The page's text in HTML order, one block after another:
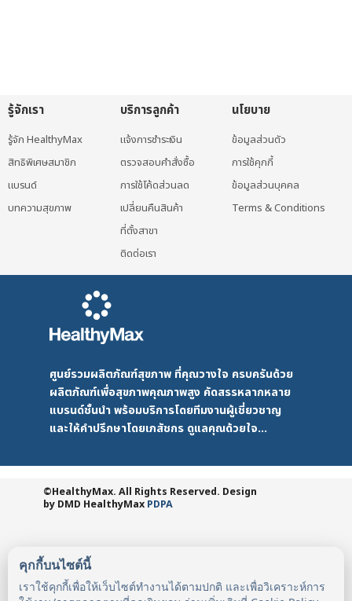
คุกกี้บนไซต์นี้
เราใช้คุกกี้เพื่อให้เว็บไซต์ทำงานได้ตามปกติ และเพื่อวิเคราะห์การ
รู้จักเรา
รู้จัก HealthyMax
สิทธิพิเศษสมาชิก
แบรนด์
บทความสุขภาพ
บริการลูกค้า
แจ้งการชำระเงิน
ตรวจสอบคำสั่งซื้อ
การใช้โค้ดส่วนลด
เปลี่ยนคืนสินค้า
ที่ตั้งสาขา
ติดต่อเรา
นโยบาย
ข้อมูลส่วนตัว
การใช้คุกกี้
ข้อมูลส่วนบุคคล
Terms & Conditions
ศูนย์รวมผลิตภัณฑ์สุขภาพ ที่คุณวางใจ ครบครันด้วย
ผลิตภัณฑ์เพื่อสุขภาพคุณภาพสูง คัดสรรหลากหลาย
แบรนด์ชั้นนำ พร้อมบริการโดยทีมงานผู้เชี่ยวชาญ
และให้คำปรึกษาโดยเภสัชกร ดูแลคุณด้วยใจ...
©HealthyMax. All Rights Reserved. Design
by DMD HealthyMax PDPA